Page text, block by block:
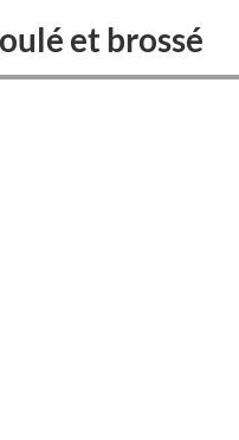
et brossé